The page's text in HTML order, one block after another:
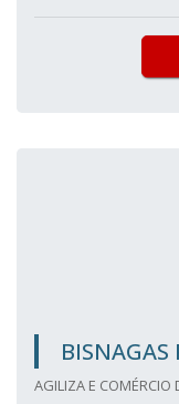
BISNAGAS
AGILIZA E COMÉRCIO